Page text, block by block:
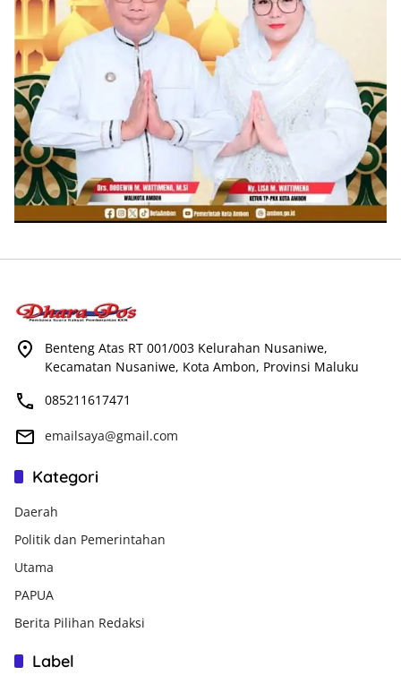
Benteng Atas RT 001/003 Kelurahan Nusaniwe,
Kecamatan Nusaniwe, Kota Ambon, Provinsi Maluku
085211617471
emailsaya@gmail.com
Kategori
Daerah
Politik dan Pemerintahan
Utama
PAPUA
Berita Pilihan Redaksi
Label